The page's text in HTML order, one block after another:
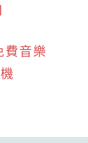
音樂